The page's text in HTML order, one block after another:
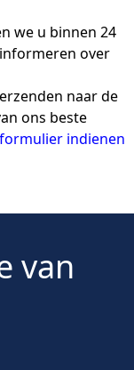
we u binnen 24
over
naar de
ons beste
indienen
van